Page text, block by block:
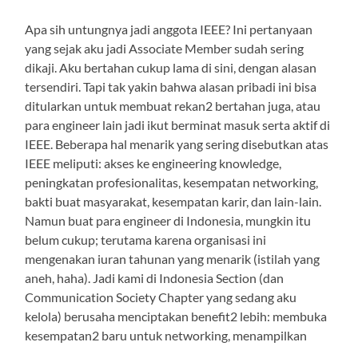
Apa sih untungnya jadi anggota IEEE? Ini pertanyaan
yang sejak aku jadi Associate Member sudah sering
dikaji. Aku bertahan cukup lama di sini, dengan alasan
tersendiri. Tapi tak yakin bahwa alasan pribadi ini bisa
ditularkan untuk membuat rekan2 bertahan juga, atau
para engineer lain jadi ikut berminat masuk serta aktif di
IEEE. Beberapa hal menarik yang sering disebutkan atas
IEEE meliputi: akses ke engineering knowledge,
peningkatan profesionalitas, kesempatan networking,
bakti buat masyarakat, kesempatan karir, dan lain-lain.
Namun buat para engineer di Indonesia, mungkin itu
belum cukup; terutama karena organisasi ini
mengenakan iuran tahunan yang menarik (istilah yang
aneh, haha). Jadi kami di Indonesia Section (dan
Communication Society Chapter yang sedang aku
kelola) berusaha menciptakan benefit2 lebih: membuka
kesempatan2 baru untuk networking, menampilkan